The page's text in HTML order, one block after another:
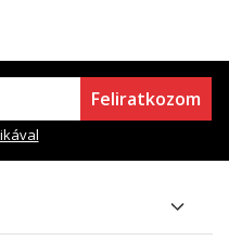
Feliratkozom